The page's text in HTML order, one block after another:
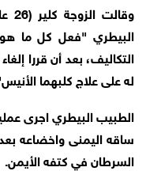
البيطري "فعل كل ما
التكاليف، بعد أن قررا
له على علاج كلبهما
الطبيب البيطري اجرى
ساقه اليمنى واخضاعه
السرطان في كتفه الأيمن.